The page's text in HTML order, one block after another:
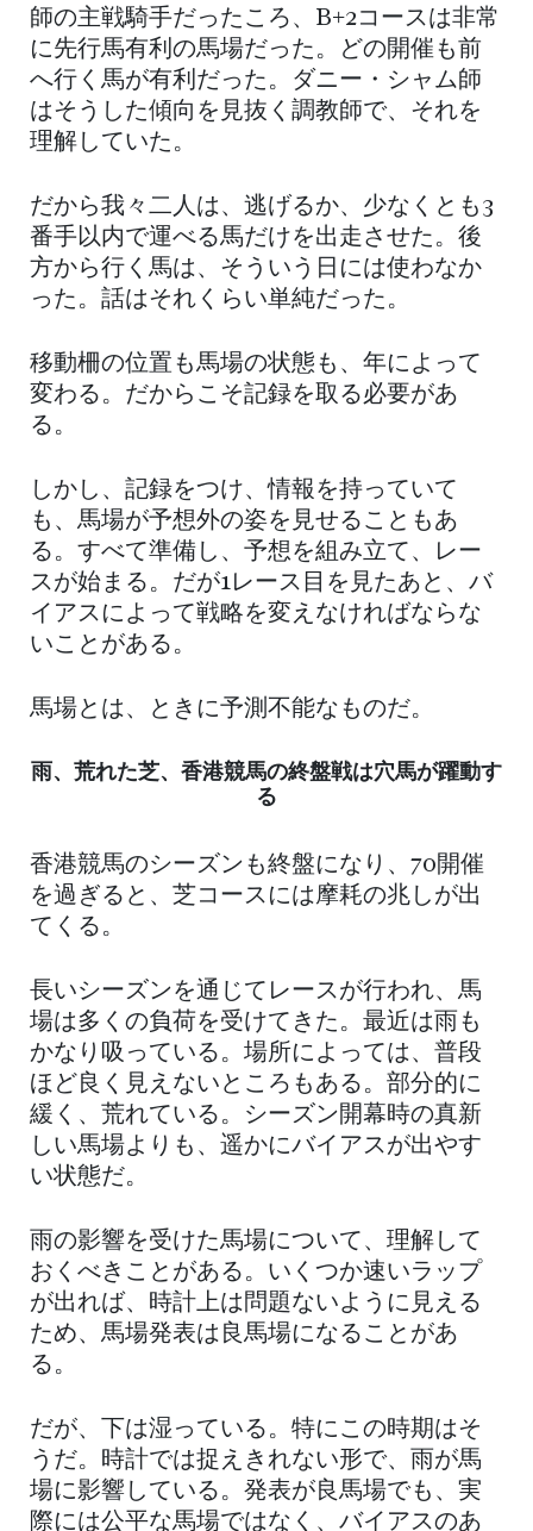
師の主戦騎手だったころ、B+2コースは非常
に先行馬有利の馬場だった。どの開催も前
へ行く馬が有利だった。ダニー・シャム師
はそうした傾向を見抜く調教師で、それを
理解していた。
だから我々二人は、逃げるか、少なくとも3
番手以内で運べる馬だけを出走させた。後
方から行く馬は、そういう日には使わなか
った。話はそれくらい単純だった。
移動柵の位置も馬場の状態も、年によって
変わる。だからこそ記録を取る必要があ
る。
しかし、記録をつけ、情報を持っていて
も、馬場が予想外の姿を見せることもあ
る。すべて準備し、予想を組み立て、レー
スが始まる。だが1レース目を見たあと、バ
イアスによって戦略を変えなければならな
いことがある。
馬場とは、ときに予測不能なものだ。
雨、荒れた芝、香港競馬の終盤戦は穴馬が躍動す
る
香港競馬のシーズンも終盤になり、70開催
を過ぎると、芝コースには摩耗の兆しが出
てくる。
長いシーズンを通じてレースが行われ、馬
場は多くの負荷を受けてきた。最近は雨も
かなり吸っている。場所によっては、普段
ほど良く見えないところもある。部分的に
緩く、荒れている。シーズン開幕時の真新
しい馬場よりも、遥かにバイアスが出やす
い状態だ。
雨の影響を受けた馬場について、理解して
おくべきことがある。いくつか速いラップ
が出れば、時計上は問題ないように見える
ため、馬場発表は良馬場になることがあ
る。
だが、下は湿っている。特にこの時期はそ
うだ。時計では捉えきれない形で、雨が馬
場に影響している。発表が良馬場でも、実
際には公平な馬場ではなく、バイアスのあ